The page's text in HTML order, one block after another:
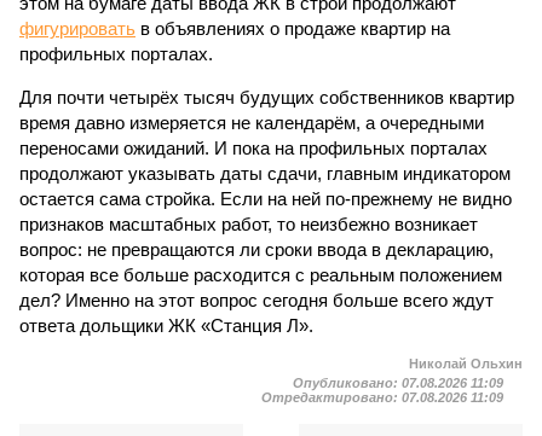
фигурировать в объявлениях о продаже квартир на
профильных порталах.
Для почти четырёх тысяч будущих собственников квартир
время давно измеряется не календарём, а очередными
переносами ожиданий. И пока на профильных порталах
продолжают указывать даты сдачи, главным индикатором
остается сама стройка. Если на ней по-прежнему не видно
признаков масштабных работ, то неизбежно возникает
вопрос: не превращаются ли сроки ввода в декларацию,
которая все больше расходится с реальным положением
дел? Именно на этот вопрос сегодня больше всего ждут
ответа дольщики ЖК «Станция Л».
Николай Ольхин
Опубликовано: 07.08.2026 11:09
Отредактировано: 07.08.2026 11:09